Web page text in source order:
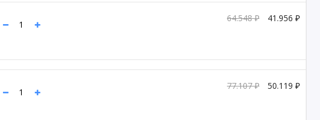
64.548 ₽ 41.956 ₽
77.107 ₽ 50.119 ₽